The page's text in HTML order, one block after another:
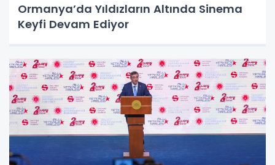
Ormanya’da Yıldızların Altında Sinema
Keyfi Devam Ediyor